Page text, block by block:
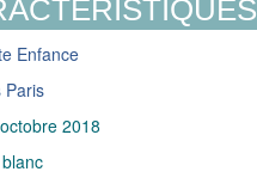
Enfance
Paris
2018